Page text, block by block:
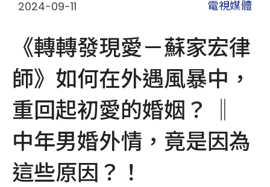
2024-09-11 電視媒體
《轉轉發現愛－蘇家宏律
師》如何在外遇風暴中，
重回起初愛的婚姻？ ‖
中年男婚外情，竟是因為
這些原因？！